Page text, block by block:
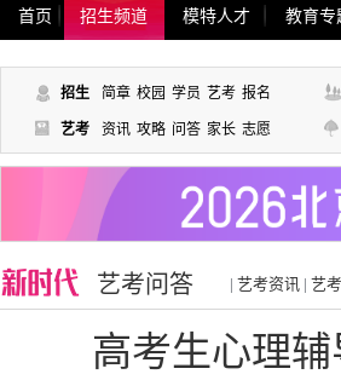
首页 招生频道 模特人才 教育专
招生 简章 校园 学员 艺考 报名
艺考 资讯 攻略 问答 家长 志愿
艺考问答 | 艺考资讯 | 艺
高考生心理